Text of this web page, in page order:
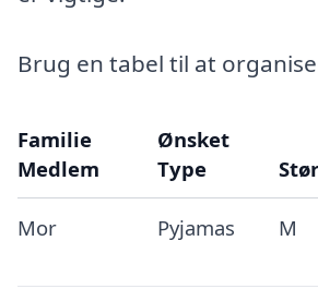
Brug en tabel til at
Familie
Medlem
Ønsket
Type
Mor Pyjamas M